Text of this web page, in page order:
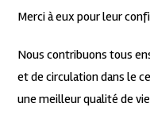
Merci à eux pour leur
Nous contribuons tous
et de circulation dans le
une meilleur qualité de